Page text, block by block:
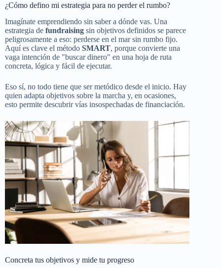
¿Cómo defino mi estrategia para no perder el rumbo?
Imagínate emprendiendo sin saber a dónde vas. Una
estrategia de fundraising sin objetivos definidos se parece
peligrosamente a eso: perderse en el mar sin rumbo fijo.
Aquí es clave el método SMART, porque convierte una
vaga intención de "buscar dinero" en una hoja de ruta
concreta, lógica y fácil de ejecutar.
Eso sí, no todo tiene que ser metódico desde el inicio. Hay
quien adapta objetivos sobre la marcha y, en ocasiones,
esto permite descubrir vías insospechadas de financiación.
Concreta tus objetivos y mide tu progreso